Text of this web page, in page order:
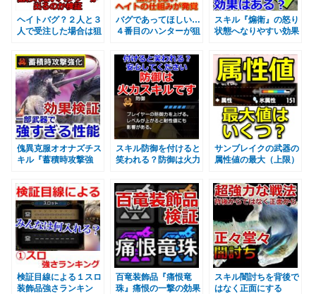
ヘイトバグ？２人と３
人で受注した場合は狙
るのか検証 モンハン
ライズサンブレイク
MHRise
バグであってほしい…
４番目のハンターが狙
みが発覚・陽動の効
果 モンハンライズサ
ンブレイクMHRise
スキル『煽衛』の怒り
状態へなりやすい効果
効か検証してみた モ
ンハンライズサンブレ
イクMHRise
傀異克服オオナズチス
キル『蓄積時攻撃強
強いが状態異常中に効
果は発動するのか？発
動率と補正 モンハン
ライズサンブレイク
スキル防御を付けると
笑われる？防御は火力
ンハンライズサンブレ
イクMHRise
サンブレイクの武器の
属性値の最大（上限）
た モンハンライズサ
ンブレイクMHRise
検証目線による１スロ
装飾品強さランキン
百竜装飾品『痛恨竜
珠』痛恨の一撃の効果
スキル闇討ちを背後で
はなく正面にする